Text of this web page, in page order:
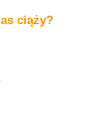
ciąży?